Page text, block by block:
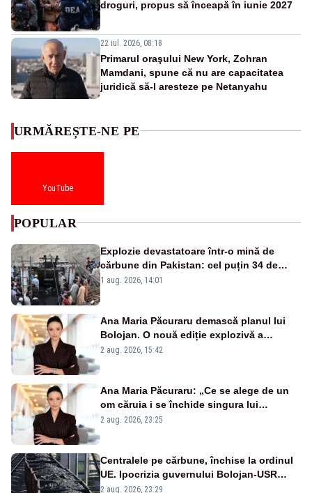
droguri, propus să înceapă în iunie 2027
22 iul. 2026, 08:18
Primarul oraşului New York, Zohran
Mamdani, spune că nu are capacitatea
juridică să-l aresteze pe Netanyahu
URMĂREȘTE-NE PE
YouTube
POPULAR
Explozie devastatoare într-o mină de
cărbune din Pakistan: cel puțin 34 de
morți - VIDEO
1 aug. 2026, 14:01
Ana Maria Păcuraru demască planul lui
Bolojan. O nouă ediție explozivă a
emisiunii „Miza Zilei” la Realitatea PLUS
2 aug. 2026, 15:42
Ana Maria Păcuraru: „Ce se alege de un
om căruia i se închide singura lui
portiță?”
2 aug. 2026, 23:25
Centralele pe cărbune, închise la ordinul
UE. Ipocrizia guvernului Bolojan-USR
după starea de alertă
2 aug. 2026, 23:29